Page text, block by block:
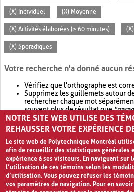
(X) Individuel (X) Moyenne
(X) Activités élaborées (> 60 minutes)
(X) Sporadiques
Votre recherche n'a donné aucun
Vérifiez que l'orthographe est
Supprimez les guillemets autour
rechercher chaque mot
souvent plus de résultat que
Envisagez d'élargir votre
retournera souvent plus de
NOTRE SITE WEB UTILISE DES
REHAUSSER VOTRE EXPÉRIENCE
Le site web de Polytechnique Montréal
afin de recueillir des statistiques
expérience à ses visiteurs. En naviguant sur
l’utilisation de ces témoins selon les
d’utilisation. Vous pouvez refuser les
vos paramètres de navigation. Pour en